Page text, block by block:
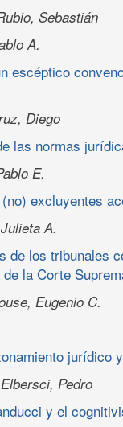
Sebastián
A.
escéptico
Diego
las normas
E.
excluyentes
A.
de los tribunales
la Corte
Eugenio C.
jurídico
Pedro
y el